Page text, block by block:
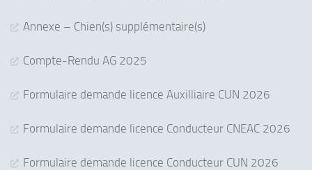
Annexe – Chien(s) supplémentaire(s)
Compte-Rendu AG 2025
Formulaire demande licence Auxilliaire CUN 2026
Formulaire demande licence Conducteur CNEAC 2026
Formulaire demande licence Conducteur CUN 2026